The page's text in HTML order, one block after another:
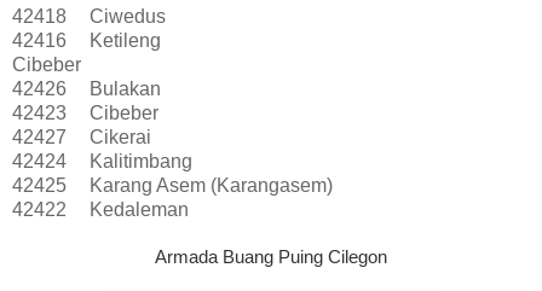
42418
Ciwedus
42416
Ketileng
Cibeber
42426
Bulakan
42423
Cibeber
42427
Cikerai
42424
Kalitimbang
42425
Karang Asem (Karangasem)
42422
Kedaleman
Armada Buang Puing Cilegon